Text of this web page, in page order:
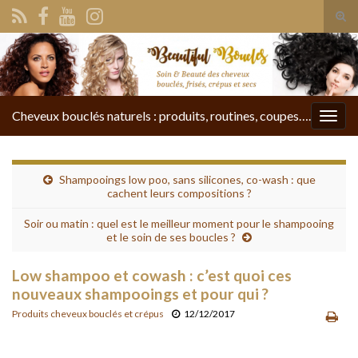
Search for:
Cheveux bouclés naturels : produits, routines, coupes….
Shampooings low poo, sans silicones, co-wash : que
cachent leurs compositions ?
Soir ou matin : quel est le meilleur moment pour le shampooing
et le soin de ses boucles ?
Low shampoo et cowash : c’est quoi ces
nouveaux shampooings et pour qui ?
Produits cheveux bouclés et crépus 12/12/2017